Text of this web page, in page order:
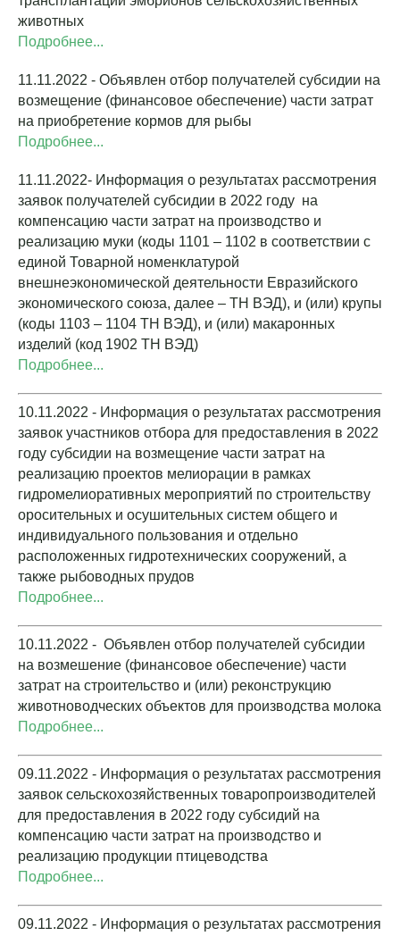
животных
Подробнее...
11.11.2022 - Объявлен отбор получателей субсидии на
возмещение (финансовое обеспечение) части затрат
на приобретение кормов для рыбы
Подробнее...
11.11.2022- Информация о результатах рассмотрения
заявок получателей субсидии в 2022 году на
компенсацию части затрат на производство и
реализацию муки (коды 1101 – 1102 в соответствии с
единой Товарной номенклатурой
внешнеэкономической деятельности Евразийского
экономического союза, далее – ТН ВЭД), и (или) крупы
(коды 1103 – 1104 ТН ВЭД), и (или) макаронных
изделий (код 1902 ТН ВЭД)
Подробнее...
10.11.2022 - Информация о результатах рассмотрения
заявок участников отбора для предоставления в 2022
году субсидии на возмещение части затрат на
реализацию проектов мелиорации в рамках
гидромелиоративных мероприятий по строительству
оросительных и осушительных систем общего и
индивидуального пользования и отдельно
расположенных гидротехнических сооружений, а
также рыбоводных прудов
Подробнее...
10.11.2022 - Объявлен отбор получателей субсидии
на возмешение (финансовое обеспечение) части
затрат на строительство и (или) реконструкцию
животноводческих объектов для производства молока
Подробнее...
09.11.2022 - Информация о результатах рассмотрения
заявок сельскохозяйственных товаропроизводителей
для предоставления в 2022 году субсидий на
компенсацию части затрат на производство и
реализацию продукции птицеводства
Подробнее...
09.11.2022 - Информация о результатах рассмотрения